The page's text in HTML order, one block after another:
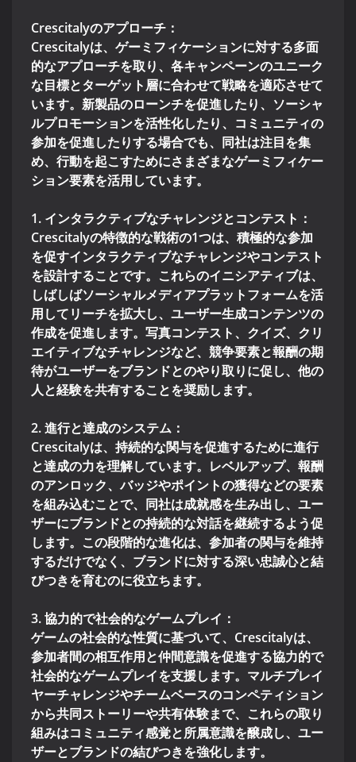
Crescitalyのアプローチ：
Crescitalyは、ゲーミフィケーションに対する多面
的なアプローチを取り、各キャンペーンのユニーク
な目標とターゲット層に合わせて戦略を適応させて
います。新製品のローンチを促進したり、ソーシャ
ルプロモーションを活性化したり、コミュニティの
参加を促進したりする場合でも、同社は注目を集
め、行動を起こすためにさまざまなゲーミフィケー
ション要素を活用しています。
1. インタラクティブなチャレンジとコンテスト：
Crescitalyの特徴的な戦術の1つは、積極的な参加
を促すインタラクティブなチャレンジやコンテスト
を設計することです。これらのイニシアティブは、
しばしばソーシャルメディアプラットフォームを活
用してリーチを拡大し、ユーザー生成コンテンツの
作成を促進します。写真コンテスト、クイズ、クリ
エイティブなチャレンジなど、競争要素と報酬の期
待がユーザーをブランドとのやり取りに促し、他の
人と経験を共有することを奨励します。
2. 進行と達成のシステム：
Crescitalyは、持続的な関与を促進するために進行
と達成の力を理解しています。レベルアップ、報酬
のアンロック、バッジやポイントの獲得などの要素
を組み込むことで、同社は成就感を生み出し、ユー
ザーにブランドとの持続的な対話を継続するよう促
します。この段階的な進化は、参加者の関与を維持
するだけでなく、ブランドに対する深い忠誠心と結
びつきを育むのに役立ちます。
3. 協力的で社会的なゲームプレイ：
ゲームの社会的な性質に基づいて、Crescitalyは、
参加者間の相互作用と仲間意識を促進する協力的で
社会的なゲームプレイを支援します。マルチプレイ
ヤーチャレンジやチームベースのコンペティション
から共同ストーリーや共有体験まで、これらの取り
組みはコミュニティ感覚と所属意識を醸成し、ユー
ザーとブランドの結びつきを強化します。